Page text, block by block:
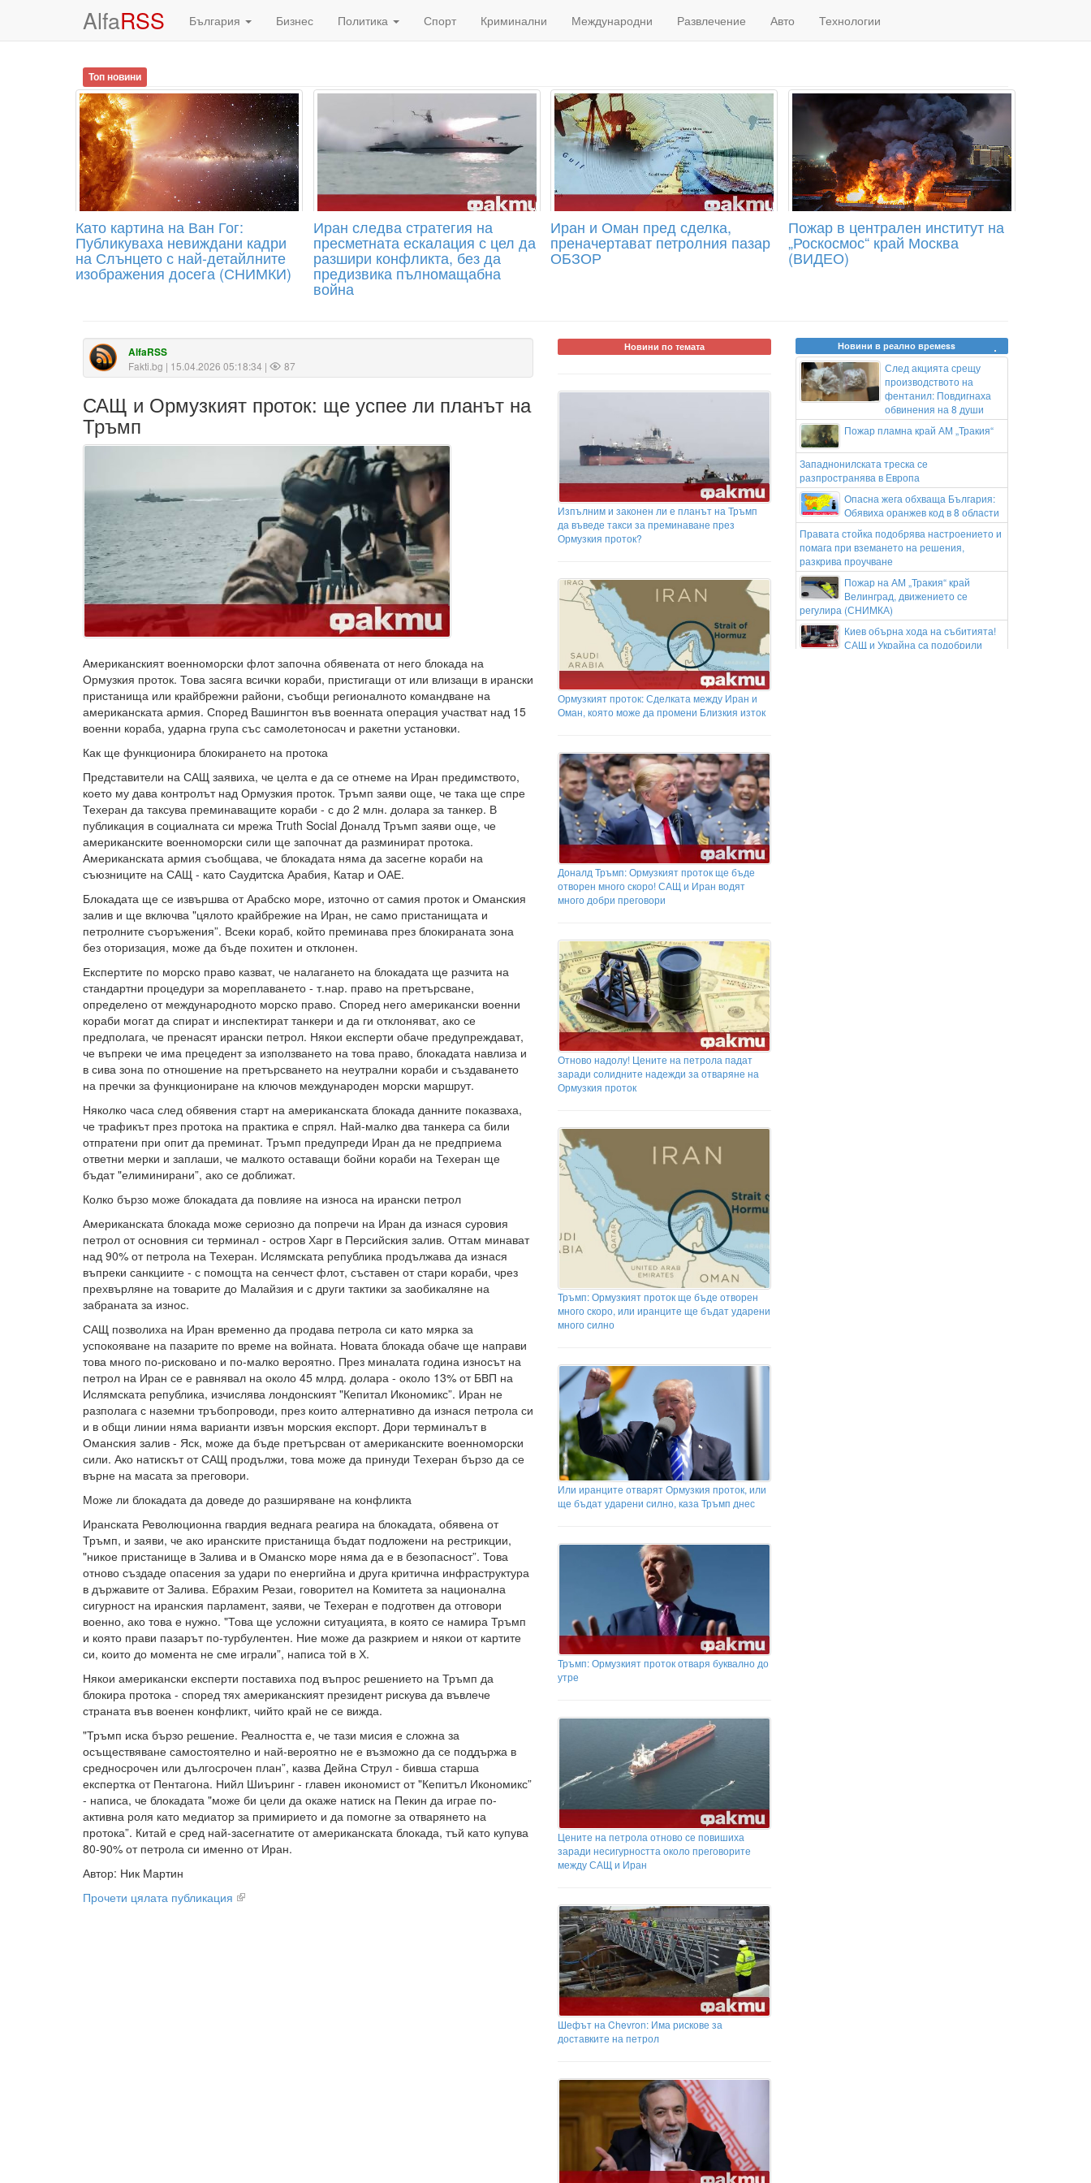
AlfaRSS България Бизнес Политика Спорт Криминални Международни Развлечение Авто Технологии
Топ новини
Като картина на Ван Гог:
Публикуваха невиждани кадри
на Слънцето с най-детайлните
изображения досега (СНИМКИ)
Иран следва стратегия на
пресметната ескалация с цел да
разшири конфликта, без да
предизвика пълномащабна
война
Иран и Оман пред сделка,
преначертават петролния пазар
ОБЗОР
Пожар в централен институт на
„Роскосмос“ край Москва
(ВИДЕО)
AlfaRSS
Fakti.bg | 15.04.2026 05:18:34 | 87
САЩ и Ормузкият проток: ще успее ли планът на
Тръмп
Американският военноморски флот започна обявената от него блокада на
Ормузкия проток. Това засяга всички кораби, пристигащи от или влизащи в ирански
пристанища или крайбрежни райони, съобщи регионалното командване на
американската армия. Според Вашингтон във военната операция участват над 15
военни кораба, ударна група със самолетоносач и ракетни установки.
Как ще функционира блокирането на протока
Представители на САЩ заявиха, че целта е да се отнеме на Иран предимството,
което му дава контролът над Ормузкия проток. Тръмп заяви още, че така ще спре
Техеран да таксува преминаващите кораби - с до 2 млн. долара за танкер. В
публикация в социалната си мрежа Truth Social Доналд Тръмп заяви още, че
американските военноморски сили ще започнат да разминират протока.
Американската армия съобщава, че блокадата няма да засегне кораби на
съюзниците на САЩ - като Саудитска Арабия, Катар и ОАЕ.
Блокадата ще се извършва от Арабско море, източно от самия проток и Оманския
залив и ще включва "цялото крайбрежие на Иран, не само пристанищата и
петролните съоръжения”. Всеки кораб, който преминава през блокираната зона
без оторизация, може да бъде похитен и отклонен.
Експертите по морско право казват, че налагането на блокадата ще разчита на
стандартни процедури за мореплаването - т.нар. право на претърсване,
определено от международното морско право. Според него американски военни
кораби могат да спират и инспектират танкери и да ги отклоняват, ако се
предполага, че пренасят ирански петрол. Някои експерти обаче предупреждават,
че въпреки че има прецедент за използването на това право, блокадата навлиза и
в сива зона по отношение на претърсването на неутрални кораби и създаването
на пречки за функциониране на ключов международен морски маршрут.
Няколко часа след обявения старт на американската блокада данните показваха,
че трафикът през протока на практика е спрял. Най-малко два танкера са били
отпратени при опит да преминат. Тръмп предупреди Иран да не предприема
ответни мерки и заплаши, че малкото оставащи бойни кораби на Техеран ще
бъдат "елиминирани”, ако се доближат.
Колко бързо може блокадата да повлияе на износа на ирански петрол
Американската блокада може сериозно да попречи на Иран да изнася суровия
петрол от основния си терминал - остров Харг в Персийския залив. Оттам минават
над 90% от петрола на Техеран. Ислямската република продължава да изнася
въпреки санкциите - с помощта на сенчест флот, съставен от стари кораби, чрез
прехвърляне на товарите до Малайзия и с други тактики за заобикаляне на
забраната за износ.
САЩ позволиха на Иран временно да продава петрола си като мярка за
успокояване на пазарите по време на войната. Новата блокада обаче ще направи
това много по-рисковано и по-малко вероятно. През миналата година износът на
петрол на Иран се е равнявал на около 45 млрд. долара - около 13% от БВП на
Ислямската република, изчислява лондонският "Кепитал Икономикс”. Иран не
разполага с наземни тръбопроводи, през които алтернативно да изнася петрола си
и в общи линии няма варианти извън морския експорт. Дори терминалът в
Оманския залив - Яск, може да бъде претърсван от американските военноморски
сили. Ако натискът от САЩ продължи, това може да принуди Техеран бързо да се
върне на масата за преговори.
Може ли блокадата да доведе до разширяване на конфликта
Иранската Революционна гвардия веднага реагира на блокадата, обявена от
Тръмп, и заяви, че ако иранските пристанища бъдат подложени на рестрикции,
"никое пристанище в Залива и в Оманско море няма да е в безопасност”. Това
отново създаде опасения за удари по енергийна и друга критична инфраструктура
в държавите от Залива. Ебрахим Резаи, говорител на Комитета за национална
сигурност на иранския парламент, заяви, че Техеран е подготвен да отговори
военно, ако това е нужно. "Това ще усложни ситуацията, в която се намира Тръмп
и която прави пазарът по-турбулентен. Ние може да разкрием и някои от картите
си, които до момента не сме играли”, написа той в Х.
Някои американски експерти поставиха под въпрос решението на Тръмп да
блокира протока - според тях американският президент рискува да въвлече
страната във военен конфликт, чийто край не се вижда.
"Тръмп иска бързо решение. Реалността е, че тази мисия е сложна за
осъществяване самостоятелно и най-вероятно не е възможно да се поддържа в
средносрочен или дългосрочен план”, казва Дейна Струл - бивша старша
експертка от Пентагона. Нийл Шиъринг - главен икономист от "Кепитъл Икономикс”
- написа, че блокадата "може би цели да окаже натиск на Пекин да играе по-
активна роля като медиатор за примирието и да помогне за отварянето на
протока”. Китай е сред най-засегнатите от американската блокада, тъй като купува
80-90% от петрола си именно от Иран.
Автор: Ник Мартин
Прочети цялата публикация
Новини по темата
Изпълним и законен ли е планът на Тръмп
да въведе такси за преминаване през
Ормузкия проток?
Ормузкият проток: Сделката между Иран и
Оман, която може да промени Близкия изток
Доналд Тръмп: Ормузкият проток ще бъде
отворен много скоро! САЩ и Иран водят
много добри преговори
Отново надолу! Цените на петрола падат
заради солидните надежди за отваряне на
Ормузкия проток
Тръмп: Ормузкият проток ще бъде отворен
много скоро, или иранците ще бъдат ударени
много силно
Или иранците отварят Ормузкия проток, или
ще бъдат ударени силно, каза Тръмп днес
Тръмп: Ормузкият проток отваря буквално до
утре
Цените на петрола отново се повишиха
заради несигурността около преговорите
между САЩ и Иран
Шефът на Chevron: Има рискове за
доставките на петрол
Новини в реално времеss
След акцията срещу
производството на
фентанил: Повдигнаха
обвинения на 8 души
Пожар пламна край АМ „Тракия“
Западнонилската треска се
разпространява в Европа
Опасна жега обхваща България:
Обявиха оранжев код в 8 области
Правата стойка подобрява настроението и
помага при вземането на решения,
разкрива проучване
Пожар на АМ „Тракия“ край
Велинград, движението се
регулира (СНИМКА)
Киев обърна хода на събитията!
САЩ и Украйна са подобрили